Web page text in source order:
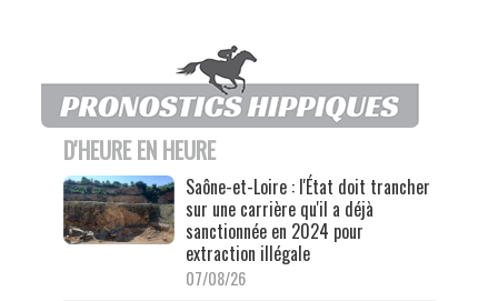
D'HEURE EN HEURE
Saône-et-Loire : l'État doit trancher
sur une carrière qu'il a déjà
sanctionnée en 2024 pour
extraction illégale
07/08/26